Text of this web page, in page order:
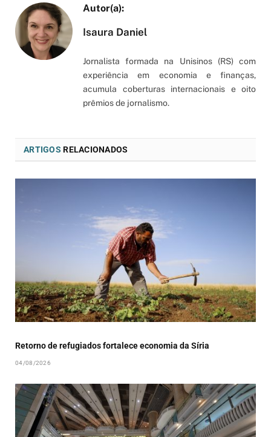
Isaura Daniel
Jornalista formada na Unisinos (RS) com
experiência em economia e finanças,
acumula coberturas internacionais e oito
prêmios de jornalismo.
ARTIGOS RELACIONADOS
Retorno de refugiados fortalece economia da Síria
04/08/2026